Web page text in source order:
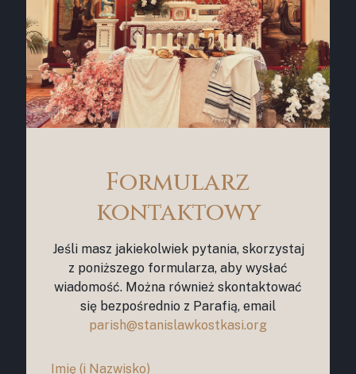
Formularz
kontaktowy
Jeśli masz jakiekolwiek pytania, skorzystaj
z poniższego formularza, aby wysłać
wiadomość. Można również skontaktować
się bezpośrednio z Parafią, email
parish@stanislawkostkasi.org
K